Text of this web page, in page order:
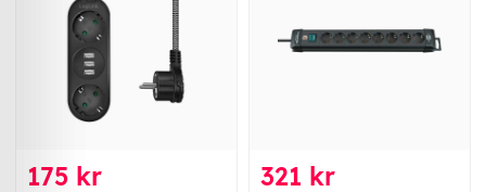
175 kr 321 kr